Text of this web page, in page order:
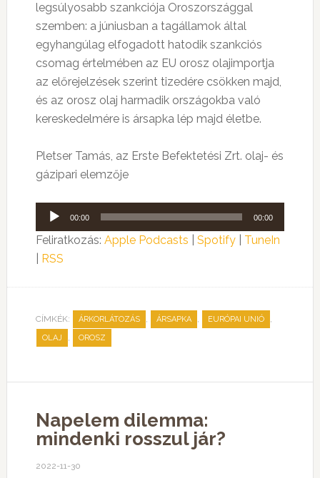
legsúlyosabb szankciója Oroszországgal
szemben: a júniusban a tagállamok által
egyhangúlag elfogadott hatodik szankciós
csomag értelmében az EU orosz olajimportja
az előrejelzések szerint tizedére csökken majd,
és az orosz olaj harmadik országokba való
kereskedelmére is ársapka lép majd életbe.
Pletser Tamás, az Erste Befektetési Zrt. olaj- és
gázipari elemzője
Audió
lejátszó
00:00 00:00
Feliratkozás: Apple Podcasts Spotify| TuneIn
RSS
CÍMKÉK: ÁRKORLÁTOZÁS , ÁRSAPKA , EURÓPAI UNIÓ ,
OLAJ , OROSZ
Napelem dilemma:
mindenki rosszul jár?
2022-11-30